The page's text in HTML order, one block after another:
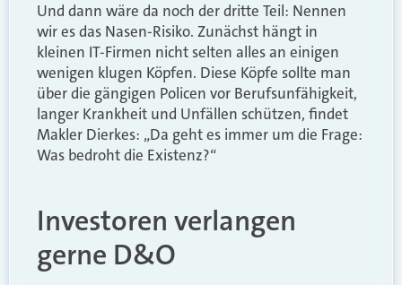
Und dann wäre da noch der dritte Teil: Nennen
wir es das Nasen-Risiko. Zunächst hängt in
kleinen IT-Firmen nicht selten alles an einigen
wenigen klugen Köpfen. Diese Köpfe sollte man
über die gängigen Policen vor Berufsunfähigkeit,
langer Krankheit und Unfällen schützen, findet
Makler Dierkes: „Da geht es immer um die Frage:
Was bedroht die Existenz?“
Investoren verlangen
gerne D&O